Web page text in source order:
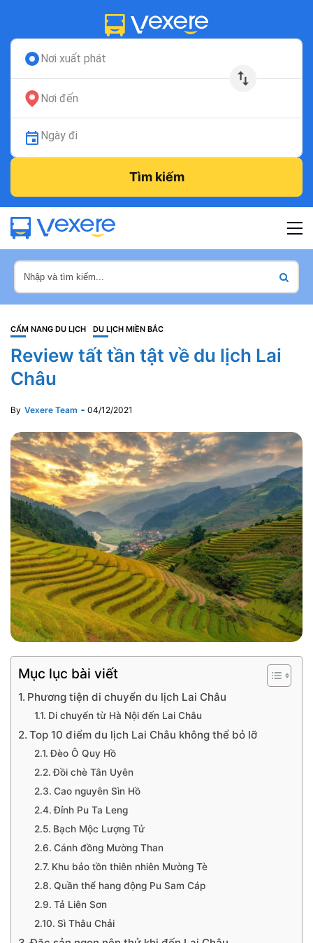
Nơi xuất phát
Nơi đến
Ngày đi
Tìm kiếm
CẨM NANG DU LỊCH DU LỊCH MIỀN BẮC
Review tất tần tật về du lịch Lai
Châu
By Vexere Team 04/12/2021
Mục lục bài viết
Phương tiện di chuyển du lịch Lai Châu
Di chuyển từ Hà Nội đến Lai Châu
Top 10 điểm du lịch Lai Châu không thể bỏ lỡ
Đèo Ô Quy Hồ
Đồi chè Tân Uyên
Cao nguyên Sìn Hồ
Đỉnh Pu Ta Leng
Bạch Mộc Lượng Tử
Cánh đồng Mường Than
Khu bảo tồn thiên nhiên Mường Tè
Quần thể hang động Pu Sam Cáp
Tả Liên Sơn
Sì Thâu Chải